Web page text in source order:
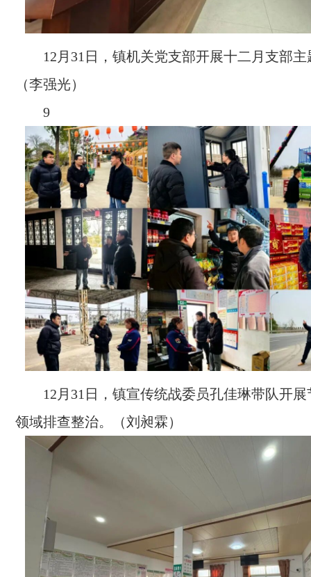
12月31日，镇机关党支部开展十二月支部
（李强光）
9
12月31日，镇宣传统战委员孔佳琳带队开
领域排查整治。（刘昶霖）